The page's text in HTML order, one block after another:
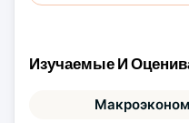
Изучаемые И